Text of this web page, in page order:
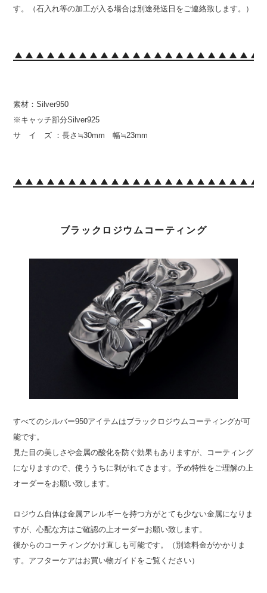
す。（石入れ等の加工が入る場合は別途発送日をご連絡致します。）
素材：Silver950
※キャッチ部分Silver925
サ イ ズ ：長さ≒30mm 幅≒23mm
ブラックロジウムコーティング
すべてのシルバー950アイテムはブラックロジウムコーティングが可
能です。
見た目の美しさや金属の酸化を防ぐ効果もありますが、コーティング
になりますので、使ううちに剥がれてきます。予め特性をご理解の上
オーダーをお願い致します。
ロジウム自体は金属アレルギーを持つ方がとても少ない金属になりま
すが、心配な方はご確認の上オーダーお願い致します。
後からのコーティングかけ直しも可能です。（別途料金がかかりま
す。アフターケアはお買い物ガイドをご覧ください）